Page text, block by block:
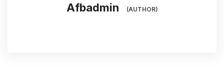
Afbadmin (AUTHOR)